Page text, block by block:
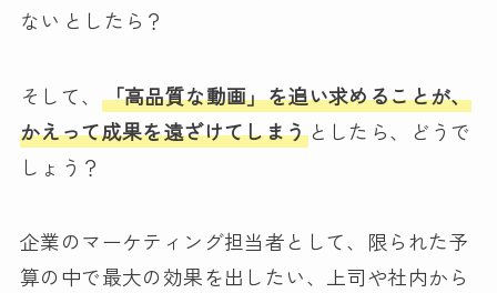
ない としたら？
そして、 「高品質な動画」を追い求めることが、
かえって成果を遠ざけてしまうとしたら、どうで
しょう？
企業のマーケティング担当者として、限られた予
算の中で最大の効果を出したい、上司や社内から